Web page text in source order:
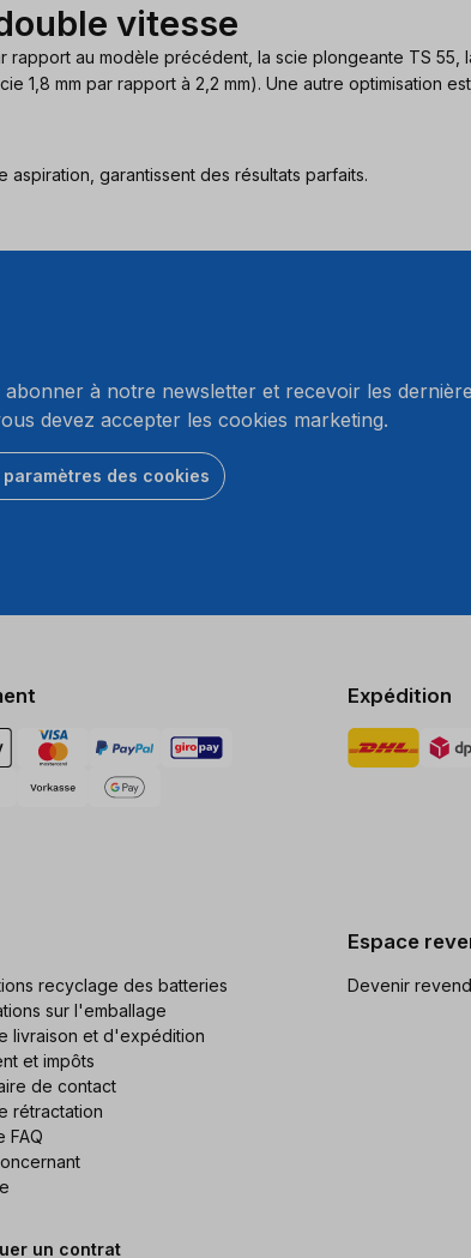
vitesse
au modèle précédent, la scie plongeante TS 55,
1,8 mm par rapport à 2,2 mm). Une autre optimisation
garantissent des résultats parfaits.
à notre newsletter et recevoir les
devez accepter les cookies marketing.
paramètres des cookies
Expédition
recyclage des batteries
sur l'emballage
livraison et d'expédition
et impôts
de contact
rétractation
FAQ
un contrat
Espace
Devenir